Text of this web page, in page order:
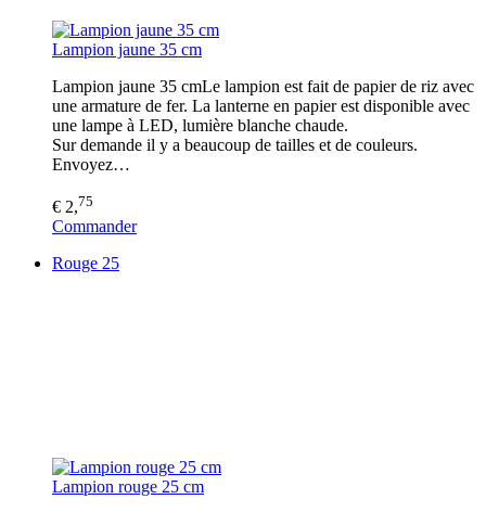
Lampion jaune 35 cm
Lampion jaune 35 cmLe lampion est fait de papier de riz avec
une armature de fer. La lanterne en papier est disponible avec
une lampe à LED, lumière blanche chaude.
Sur demande il y a beaucoup de tailles et de couleurs.
Envoyez…
€ 2,75
Commander
Rouge 25
Lampion rouge 25 cm